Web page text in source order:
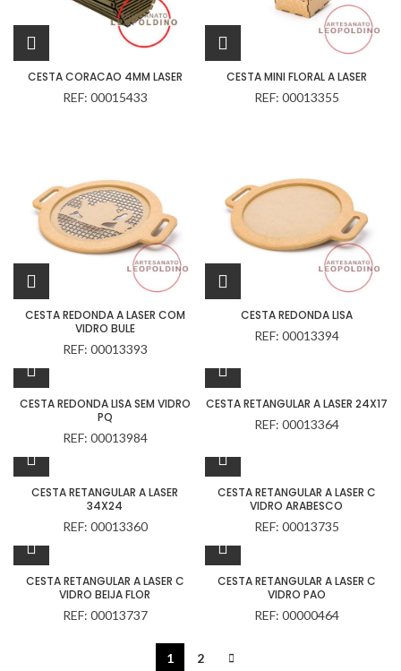
CESTA CORACAO 4MM LASER
REF: 00015433
CESTA MINI FLORAL A LASER
REF: 00013355
CESTA REDONDA A LASER COM
VIDRO BULE
REF: 00013393
CESTA REDONDA LISA
REF: 00013394
CESTA REDONDA LISA SEM VIDRO
PQ
REF: 00013984
CESTA RETANGULAR A LASER 24X17
REF: 00013364
CESTA RETANGULAR A LASER
34X24
REF: 00013360
CESTA RETANGULAR A LASER C
VIDRO ARABESCO
REF: 00013735
CESTA RETANGULAR A LASER C
VIDRO BEIJA FLOR
REF: 00013737
CESTA RETANGULAR A LASER C
VIDRO PAO
REF: 00000464
1 2